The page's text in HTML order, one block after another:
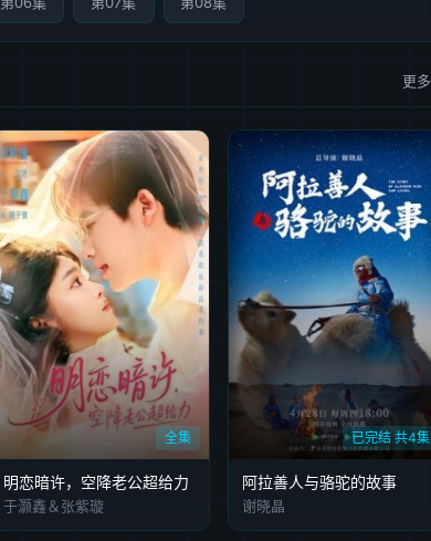
更多
全集
明恋暗许，空降老公超给力
于灏鑫＆张紫璇
已完结 共4集
阿拉善人与骆驼的故事
谢晓晶